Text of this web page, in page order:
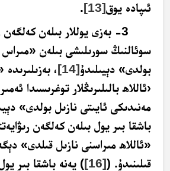
ئىپادە يوق[13]
.
3- بەزى يوللار بىلەن كەلگەن
سوئالنىڭ سورىلىشى بىلەن «مىراس
بولدى» دېيىلىدۇ[14]،
‹ئاللاھ بالىلىرىڭلار توغرىسىدا
مەنىدىكى ئايىتى نازىل بولدى»
باشقا بىر يول بىلەن كەلگەن
«ئاللاھ مىراسنى نازىل قىلدى»
قىلىنىدۇ. ([16]) يەنە باشقا بىر